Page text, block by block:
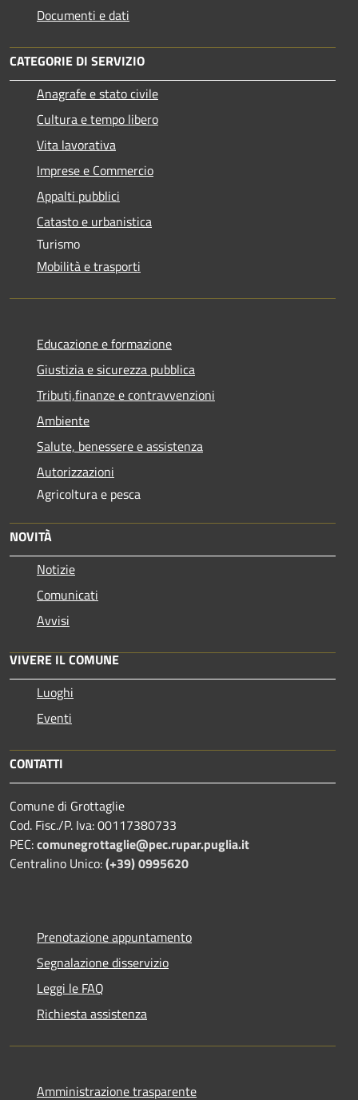
Documenti e dati
CATEGORIE DI SERVIZIO
Anagrafe e stato civile
Cultura e tempo libero
Vita lavorativa
Imprese e Commercio
Appalti pubblici
Catasto e urbanistica
Turismo
Mobilità e trasporti
Educazione e formazione
Giustizia e sicurezza pubblica
Tributi,finanze e contravvenzioni
Ambiente
Salute, benessere e assistenza
Autorizzazioni
Agricoltura e pesca
NOVITÀ
Notizie
Comunicati
Avvisi
VIVERE IL COMUNE
Luoghi
Eventi
CONTATTI
Comune di Grottaglie
Cod. Fisc./P. Iva: 00117380733
PEC:comunegrottaglie@pec.rupar.puglia.it
Centralino Unico:(+39) 0995620
Prenotazione appuntamento
Segnalazione disservizio
Leggi le FAQ
Richiesta assistenza
Amministrazione trasparente